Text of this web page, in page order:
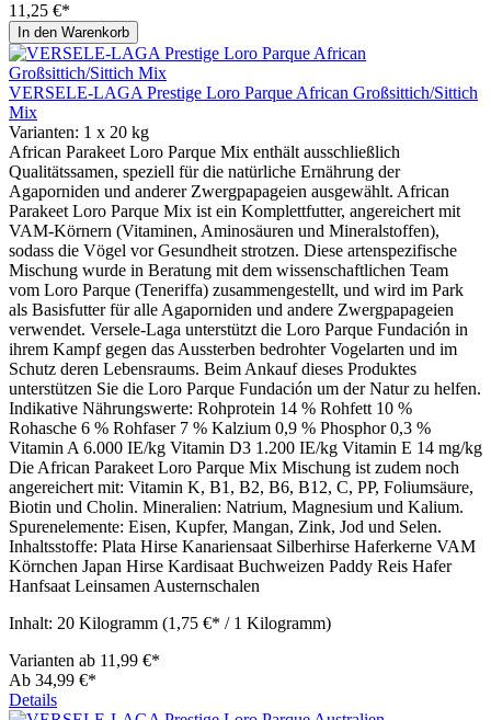
11,25 €*
In den Warenkorb
VERSELE-LAGA Prestige Loro Parque African Großsittich/Sittich
Mix
Varianten: 1 x 20 kg
African Parakeet Loro Parque Mix enthält ausschließlich
Qualitätssamen, speziell für die natürliche Ernährung der
Agaporniden und anderer Zwergpapageien ausgewählt. African
Parakeet Loro Parque Mix ist ein Komplettfutter, angereichert mit
VAM-Körnern (Vitaminen, Aminosäuren und Mineralstoffen),
sodass die Vögel vor Gesundheit strotzen. Diese artenspezifische
Mischung wurde in Beratung mit dem wissenschaftlichen Team
vom Loro Parque (Teneriffa) zusammengestellt, und wird im Park
als Basisfutter für alle Agaporniden und andere Zwergpapageien
verwendet. Versele-Laga unterstützt die Loro Parque Fundación in
ihrem Kampf gegen das Aussterben bedrohter Vogelarten und im
Schutz deren Lebensraums. Beim Ankauf dieses Produktes
unterstützen Sie die Loro Parque Fundación um der Natur zu helfen.
Indikative Nährungswerte: Rohprotein 14 % Rohfett 10 %
Rohasche 6 % Rohfaser 7 % Kalzium 0,9 % Phosphor 0,3 %
Vitamin A 6.000 IE/kg Vitamin D3 1.200 IE/kg Vitamin E 14 mg/kg
Die African Parakeet Loro Parque Mix Mischung ist zudem noch
angereichert mit: Vitamin K, B1, B2, B6, B12, C, PP, Foliumsäure,
Biotin und Cholin. Mineralien: Natrium, Magnesium und Kalium.
Spurenelemente: Eisen, Kupfer, Mangan, Zink, Jod und Selen.
Inhaltsstoffe: Plata Hirse Kanariensaat Silberhirse Haferkerne VAM
Körnchen Japan Hirse Kardisaat Buchweizen Paddy Reis Hafer
Hanfsaat Leinsamen Austernschalen
Inhalt: 20 Kilogramm (1,75 €* / 1 Kilogramm)
Varianten ab 11,99 €*
Ab 34,99 €*
Details